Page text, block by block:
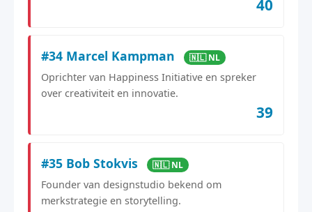
40
#34 Marcel Kampman 🇳🇱 NL
Oprichter van Happiness Initiative en spreker
over creativiteit en innovatie.
39
#35 Bob Stokvis 🇳🇱 NL
Founder van designstudio bekend om
merkstrategie en storytelling.